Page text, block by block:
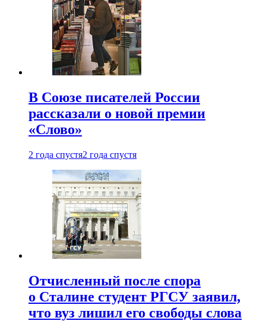
В Союзе писателей России
рассказали о новой премии
«Слово»
2 года спустя2 года спустя
Отчисленный после спора
о Сталине студент РГСУ заявил,
что вуз лишил его свободы слова